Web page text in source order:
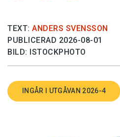
TEXT: ANDERS SVENSSON
PUBLICERAD 2026-08-01
BILD: ISTOCKPHOTO
INGÅR I UTGÅVAN 2026-4